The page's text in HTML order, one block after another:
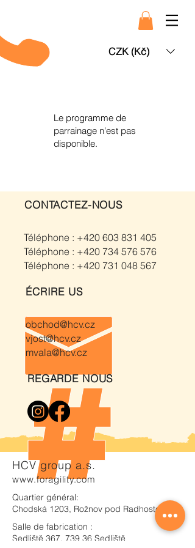
CZK (Kč)
Le programme de
parrainage n'est pas
disponible.
CONTACTEZ-NOUS
Téléphone : +420 603 831 405
Téléphone : +420 734 576 576
Téléphone : +420 731 048 567
ÉCRIRE US
obchod@hcv.cz
vjost@hcv.cz
mvala@hcv.cz
REGARDE NOUS
HCV group a.s.
www.foragility.com
Quartier général:
Chodská 1203, Rožnov pod Radhostem
Salle de fabrication :
Sedliště 367, 739 36 Sedliště